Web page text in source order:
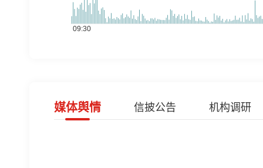
媒体舆情 信披公告 机构调研